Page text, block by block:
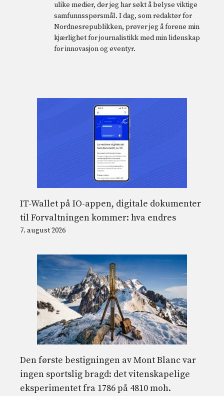
ulike medier, der jeg har søkt å belyse viktige
samfunnsspørsmål. I dag, som redaktør for
Nordnesrepublikken, prøver jeg å forene min
kjærlighet for journalistikk med min lidenskap
for innovasjon og eventyr.
IT-Wallet på IO-appen, digitale dokumenter
til Forvaltningen kommer: hva endres
7. august 2026
Den første bestigningen av Mont Blanc var
ingen sportslig bragd: det vitenskapelige
eksperimentet fra 1786 på 4810 moh.